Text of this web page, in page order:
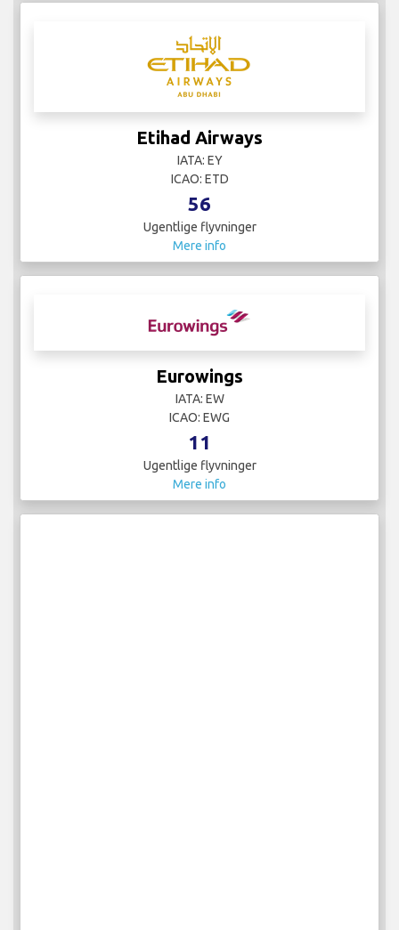
Etihad Airways
IATA: EY
ICAO: ETD
56
Ugentlige flyvninger
Mere info
Eurowings
IATA: EW
ICAO: EWG
11
Ugentlige flyvninger
Mere info